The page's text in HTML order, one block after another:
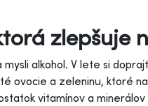
zlepšuje
mysli alkohol. V lete si
ovocie a zeleninu, ktoré
vitamínov a minerálov